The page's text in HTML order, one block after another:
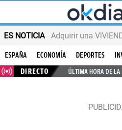
ES NOTICIA Adquirir una
ESPAÑA ECONOMÍA DEPORTES
DIRECTO
ÚLTIMA HORA DE LA